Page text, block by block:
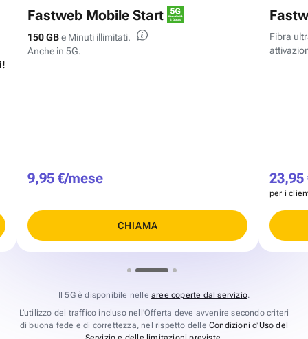
Fastweb Mobile Start
150 GBe Minuti illimitati.
Anche in 5G.
9,95 €/mese
CHIAMA
Fibra
23,95
per i
Il 5G è disponibile nelle aree coperte dal servizio.
L’utilizzo del traffico incluso nell’Offerta deve avvenire secondo criteri
di buona fede e di correttezza, nel rispetto delleCondizioni d’Uso del